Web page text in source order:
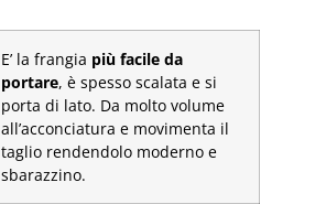
E’ la frangia più facile da
portare, è spesso scalata e si
porta di lato. Da molto volume
all’acconciatura e movimenta il
taglio rendendolo moderno e
sbarazzino.